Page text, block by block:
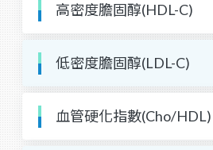
高密度膽固醇(HDL-C)
低密度膽固醇(LDL-C)
血管硬化指數(Cho/HDL)